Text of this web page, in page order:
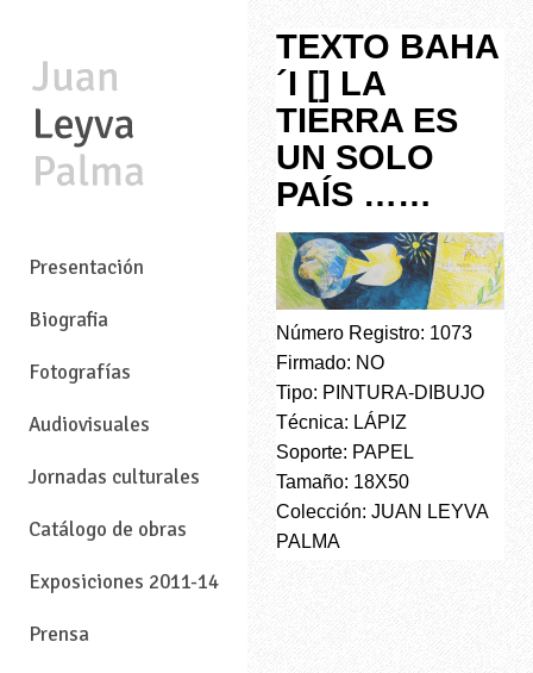
Presentación
Biografia
Fotografías
Audiovisuales
Jornadas culturales
Catálogo de obras
Exposiciones 2011-14
Prensa
TEXTO BAHA
´I [] LA
TIERRA ES
UN SOLO
PAÍS ……
Número Registro: 1073
Firmado: NO
Tipo: PINTURA-DIBUJO
Técnica: LÁPIZ
Soporte: PAPEL
Tamaño: 18X50
Colección: JUAN LEYVA
PALMA